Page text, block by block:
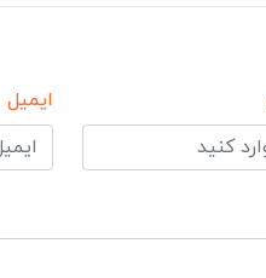
ایمیل